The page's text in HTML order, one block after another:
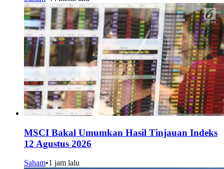
MSCI Bakal Umumkan Hasil Tinjauan Indeks
12 Agustus 2026
Saham•1 jam lalu